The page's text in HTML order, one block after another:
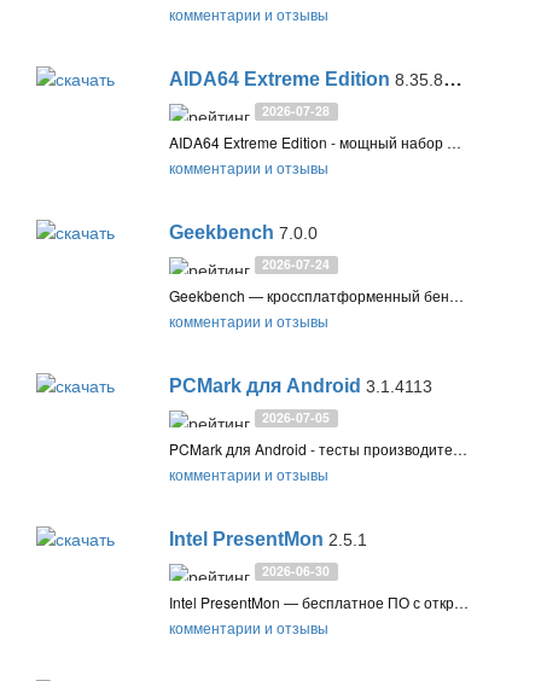
комментарии и отзывы
AIDA64 Extreme Edition 8.35.8400 Final
2026-07-28
AIDA64 Extreme Edition - мощный набор инструментов для Windows, предназначенный для диагностики, тестирования и мониторинга за состоянием компьютера. Позволяет выявлять аппаратные ошибки и контролировать процессы разгона ПК
комментарии и отзывы
Geekbench 7.0.0
2026-07-24
Geekbench — кроссплатформенный бенчмарк для тестирования процессора (CPU) и графики (GPU), моделирующий реальные сценарии использования. Поддерживает Windows, macOS, Linux, iOS и Android. Позволяет сравнивать устройства, хранить результаты онлайн и использовать автоматизацию тестирования в Pro-версии
комментарии и отзывы
PCMark для Android 3.1.4113
2026-07-05
PCMark для Android - тесты производительности Android-устройств, позволяющие узнать показатели вашего смартфона или планшета, а также сравнить их с результатами других устройств
комментарии и отзывы
Intel PresentMon 2.5.1
2026-06-30
Intel PresentMon — бесплатное ПО с открытым исходным кодом для мониторинга производительности игр и телеметрии GPU/CPU. Поддерживает DirectX, Vulkan и OpenGL, отображает оверлей с графиками и метриками в реальном времени, помогает выявить узкие места в системе.
комментарии и отзывы